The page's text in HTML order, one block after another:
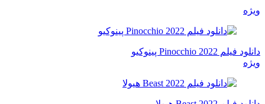
ویژه
دانلود فیلم Pinocchio 2022 پینوکیو
ویژه